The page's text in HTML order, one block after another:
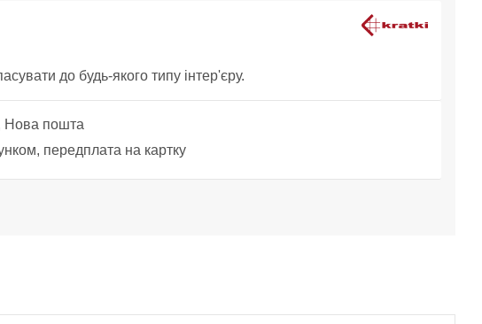
до будь-якого типу інтер'єру.
Нова пошта
передплата на картку